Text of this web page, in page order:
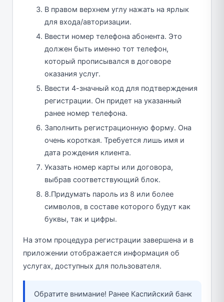
В правом верхнем углу нажать на ярлык
для входа/авторизации.
Ввести номер телефона абонента. Это
должен быть именно тот телефон,
который прописывался в договоре
оказания услуг.
Ввести 4-значный код для подтверждения
регистрации. Он придет на указанный
ранее номер телефона.
Заполнить регистрационную форму. Она
очень короткая. Требуется лишь имя и
дата рождения клиента.
Указать номер карты или договора,
выбрав соответствующий блок.
8.Придумать пароль из 8 или более
символов, в составе которого будут как
буквы, так и цифры.
На этом процедура регистрации завершена и в
приложении отображается информация об
услугах, доступных для пользователя.
Обратите внимание! Ранее Каспийский банк